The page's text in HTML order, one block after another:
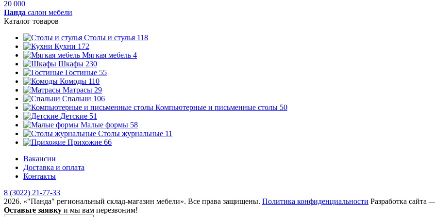
20 000
Панда салон мебели
Каталог товаров
Столы и стулья 118
Кухни 172
Мягкая мебель 4
Шкафы 230
Гостиные 55
Комоды 110
Матрасы 29
Спальни 106
Компьютерные и письменные столы 50
Детские 51
Малые формы 58
Столы журнальные 11
Прихожие 66
Вакансии
Доставка и оплата
Контакты
8 (3022) 21-77-33
2026. «"Панда" региональный склад-магазин мебели». Все права защищены. Политика конфиденциальности Разработка сайта
Оставьте заявку и мы вам перезвоним!